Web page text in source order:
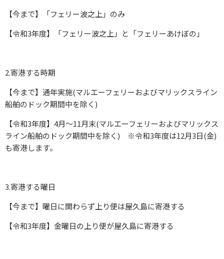
【今まで】「フェリー波之上」のみ
【令和3年度】「フェリー波之上」と「フェリーあけぼの」
2.寄港する時期
【今まで】通年実施(マルエーフェリーおよびマリックスライン
船舶のドック期間中を除く)
【令和3年度】4月～11月末(マルエーフェリーおよびマリックス
ライン船舶のドック期間中を除く) ※令和3年度は12月3日(金)
も寄港します。
3.寄港する曜日
【今まで】曜日に関わらず上り便は屋久島に寄港する
【令和3年度】金曜日の上り便が屋久島に寄港する